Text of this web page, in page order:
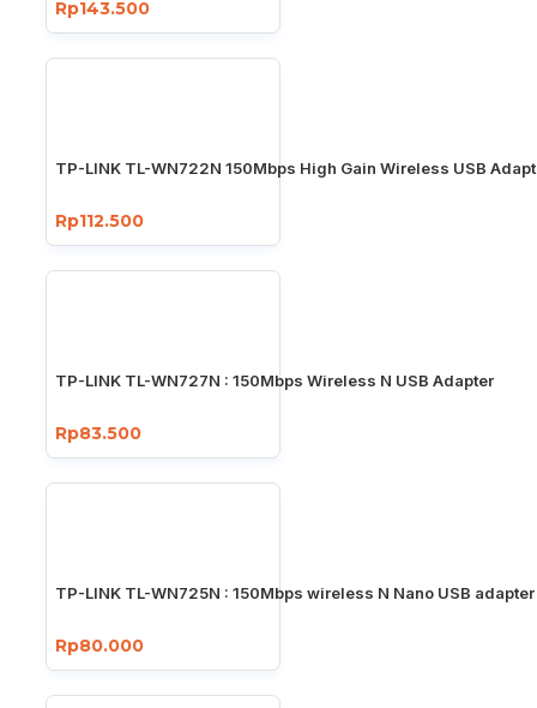
Rp143.500
TP-LINK TL-WN722N 150Mbps High Gain Wireless USB
Rp112.500
TP-LINK TL-WN727N : 150Mbps Wireless N USB Adapter
Rp83.500
TP-LINK TL-WN725N : 150Mbps wireless N Nano USB adapter
Rp80.000